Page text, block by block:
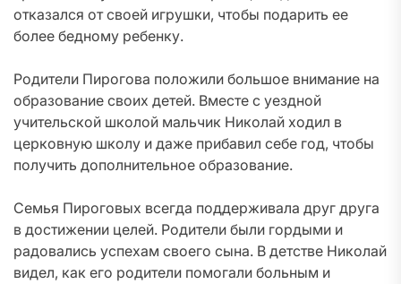
отказался от своей игрушки, чтобы подарить ее
более бедному ребенку.
Родители Пирогова положили большое внимание на
образование своих детей. Вместе с уездной
учительской школой мальчик Николай ходил в
церковную школу и даже прибавил себе год, чтобы
получить дополнительное образование.
Семья Пироговых всегда поддерживала друг друга
в достижении целей. Родители были гордыми и
радовались успехам своего сына. В детстве Николай
видел, как его родители помогали больным и